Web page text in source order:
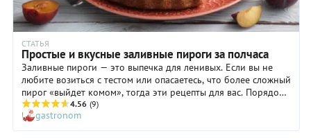
СТАТЬЯ
Простые и вкусные заливные пироги за полчаса
Заливные пироги — это выпечка для ленивых. Если вы не
любите возиться с тестом или опасаетесь, что более сложный
пирог «выйдет комом», тогда эти рецепты для вас. Порядок
действий элементарный: все взять, смешать и залить. Тесто
для этих быстрых и простых пирогов готовят на сметане,
майонезе или кефире: главное, чтобы оно было достаточно
4.56 (9)
gastronom